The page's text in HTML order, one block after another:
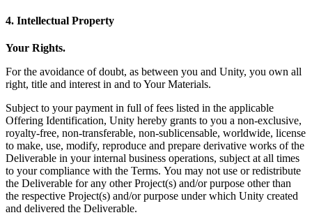
4. Intellectual Property
Your Rights.
For the avoidance of doubt, as between you and Unity, you own all
right, title and interest in and to Your Materials.
Subject to your payment in full of fees listed in the applicable
Offering Identification, Unity hereby grants to you a non-exclusive,
royalty-free, non-transferable, non-sublicensable, worldwide, license
to make, use, modify, reproduce and prepare derivative works of the
Deliverable in your internal business operations, subject at all times
to your compliance with the Terms. You may not use or redistribute
the Deliverable for any other Project(s) and/or purpose other than
the respective Project(s) and/or purpose under which Unity created
and delivered the Deliverable.